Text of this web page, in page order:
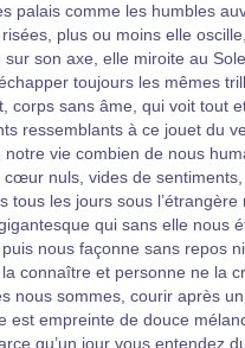
palais comme les humbles
plus ou moins elle oscille,
sur son axe, elle miroite au
toujours les mêmes
corps sans âme, qui voit tout
ressemblants à ce jouet du
notre vie combien de nous
cœur nuls, vides de sentiments,
tous les jours sous l’étrangère
qui sans elle nous
nous façonne sans repos
connaître et personne ne la
nous sommes, courir après un
est empreinte de douce
qu’un jour vous entendez